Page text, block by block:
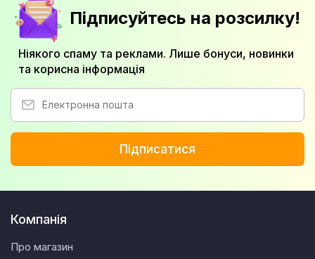
Підписуйтесь на розсилку!
Ніякого спаму та реклами. Лише бонуси, новинки
та корисна інформація
Підписатися
Компанія
Про магазин